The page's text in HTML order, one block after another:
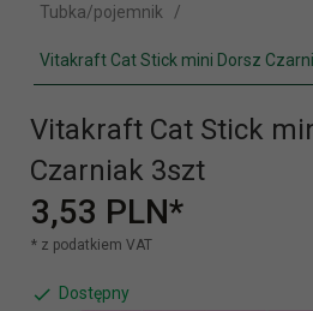
Tubka/pojemnik
Vitakraft Cat Stick mini Dorsz
Vitakraft Cat Stick
Czarniak 3szt
3,53 PLN*
* z podatkiem VAT
Dostępny